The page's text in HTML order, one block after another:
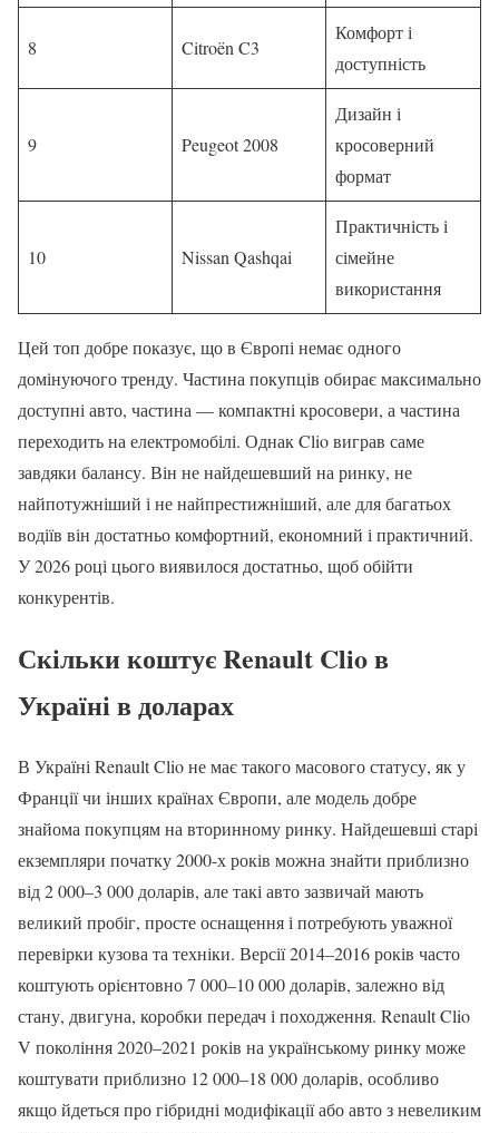
8 Citroën C3
Комфорт і
доступність
9 Peugeot 2008
Дизайн і
кросоверний
формат
10 Nissan Qashqai
Практичність і
сімейне
використання
Цей топ добре показує, що в Європі немає одного
домінуючого тренду. Частина покупців обирає максимально
доступні авто, частина — компактні кросовери, а частина
переходить на електромобілі. Однак Clio виграв саме
завдяки балансу. Він не найдешевший на ринку, не
найпотужніший і не найпрестижніший, але для багатьох
водіїв він достатньо комфортний, економний і практичний.
У 2026 році цього виявилося достатньо, щоб обійти
конкурентів.
Скільки коштує Renault Clio в
Україні в доларах
В Україні Renault Clio не має такого масового статусу, як у
Франції чи інших країнах Європи, але модель добре
знайома покупцям на вторинному ринку. Найдешевші старі
екземпляри початку 2000-х років можна знайти приблизно
від 2 000–3 000 доларів, але такі авто зазвичай мають
великий пробіг, просте оснащення і потребують уважної
перевірки кузова та техніки. Версії 2014–2016 років часто
коштують орієнтовно 7 000–10 000 доларів, залежно від
стану, двигуна, коробки передач і походження. Renault Clio
V покоління 2020–2021 років на українському ринку може
коштувати приблизно 12 000–18 000 доларів, особливо
якщо йдеться про гібридні модифікації або авто з невеликим